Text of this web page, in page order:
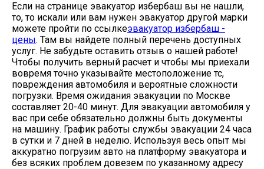
Если на странице эвакуатор избербаш вы не нашли,
то, то искали или вам нужен эвакуатор другой марки
можете пройти по ссылкеэвакуатор избербаш -
цены. Там вы найдете полный перечень доступных
услуг. Не забудьте оставить отзыв о нашей работе!
Чтобы получить верный расчет и чтобы мы приехали
вовремя точно указывайте местоположение тс,
повреждения автомобиля и вероятные сложности
погрузки. Время ожидания эвакуации по Москве
составляет 20-40 минут. Для эвакуации автомобиля у
вас при себе обязательно должны быть документы
на машину. График работы службы эвакуации 24 часа
в сутки и 7 дней в неделю. Используя весь опыт мы
аккуратно погрузим авто на платформу эвакуатора и
без всяких проблем довезем по указанному адресу